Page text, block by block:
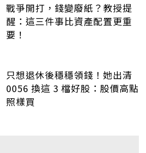
戰爭開打，錢變廢紙？教授提
醒：這三件事比資產配置更重
要！
只想退休後穩穩領錢！她出清
0056 換這 3 檔好股：股價高點
照樣買